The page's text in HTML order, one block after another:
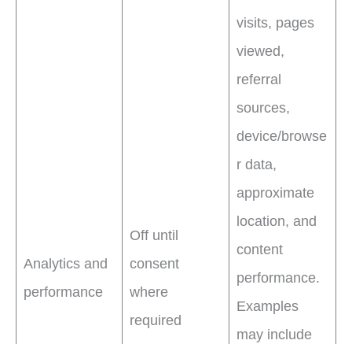
Analytics and
performance
Off until
consent
where
required
visits, pages
viewed,
referral
sources,
device/browse
r data,
approximate
location, and
content
performance.
Examples
may include